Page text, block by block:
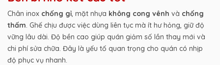
Chân inox chống gỉ, mặt nhựa không cong vênh và chống
thấm. Ghế chịu được việc dùng liên tục mà ít hư hỏng, giữ độ
vững lâu dài. Độ bền cao giúp quán giảm số lần thay mới và
chi phí sửa chữa. Đây là yếu tố quan trọng cho quán có nhịp
độ phục vụ nhanh.